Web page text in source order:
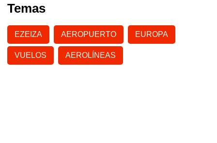
Temas
EZEIZA AEROPUERTO EUROPA
VUELOS AEROLÍNEAS